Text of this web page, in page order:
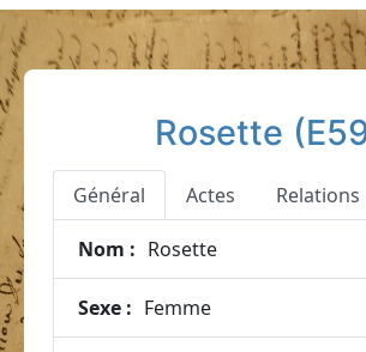
Rosette
Général Actes Relations
Nom : Rosette
Sexe : Femme